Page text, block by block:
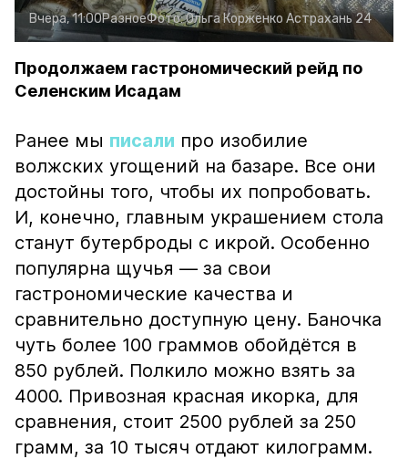
Вчера, 11:00РазноеФото:Ольга Корженко Астрахань 24
Продолжаем гастрономический рейд по
Селенским Исадам
Ранее мы писали про изобилие
волжских угощений на базаре. Все они
достойны того, чтобы их попробовать.
И, конечно, главным украшением стола
станут бутерброды с икрой. Особенно
популярна щучья — за свои
гастрономические качества и
сравнительно доступную цену. Баночка
чуть более 100 граммов обойдётся в
850 рублей. Полкило можно взять за
4000. Привозная красная икорка, для
сравнения, стоит 2500 рублей за 250
грамм, за 10 тысяч отдают килограмм.